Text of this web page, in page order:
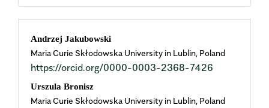
Main
Article
Content
Andrzej Jakubowski
Maria Curie Skłodowska University in Lublin, Poland
https://orcid.org/0000-0003-2368-7426
Urszula Bronisz
Maria Curie Skłodowska University in Lublin, Poland